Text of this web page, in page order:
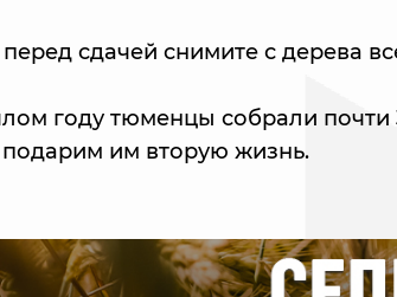
сдачей снимите с дерева
году тюменцы собрали почти
подарим им вторую жизнь.